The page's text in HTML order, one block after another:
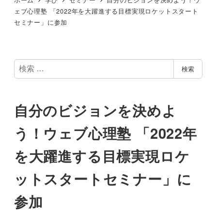
ェブ心理塾 「2022年を大躍進する目標実現ロケットスタート
セミナー」に参加
検
索
検索
自分のビジョンを決めよ
う！ウェブ心理塾 「2022年
を大躍進する目標実現ロケ
ットスタートセミナー」に
参加